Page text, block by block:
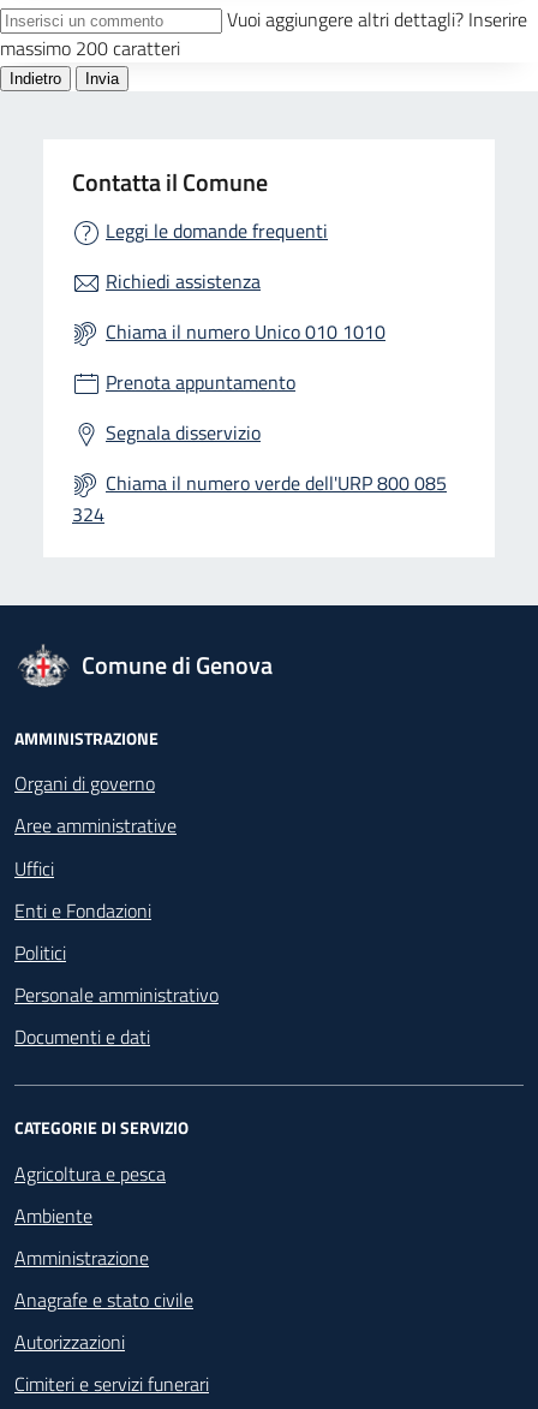
Contatta il Comune
Leggi le domande frequenti
Richiedi assistenza
Chiama il numero Unico 010 1010
Prenota appuntamento
Segnala disservizio
Chiama il numero verde dell'URP 800 085
324
logo Unione Europea
Comune di Genova
Footer - Navigazione
AMMINISTRAZIONE
Organi di governo
Aree amministrative
Uffici
Enti e Fondazioni
Politici
Personale amministrativo
Documenti e dati
CATEGORIE DI SERVIZIO
Agricoltura e pesca
Ambiente
Amministrazione
Anagrafe e stato civile
Autorizzazioni
Cimiteri e servizi funerari